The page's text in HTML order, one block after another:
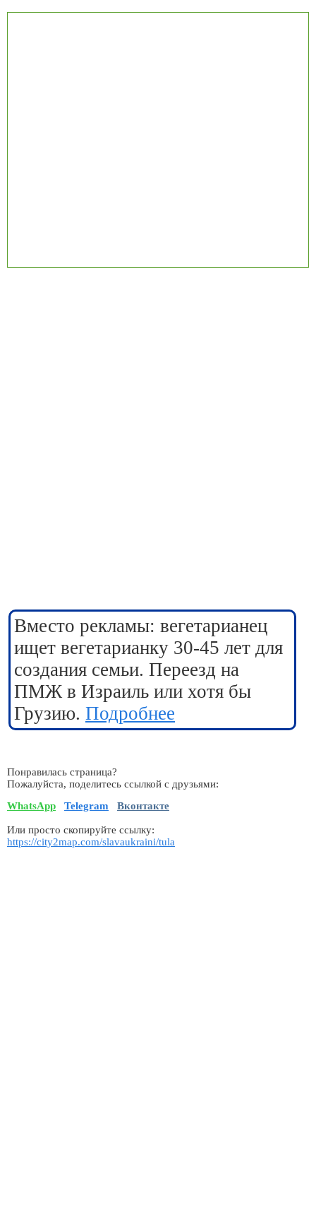
Вместо рекламы: вегетарианец
ищет вегетарианку 30-45 лет для
создания семьи. Переезд на
ПМЖ в Израиль или хотя бы
Грузию. Подробнее
Понравилась страница?
Пожалуйста, поделитесь ссылкой с друзьями:
WhatsApp
Telegram Вконтакте
Или просто скопируйте ссылку:
https://city2map.com/slavaukraini/tula